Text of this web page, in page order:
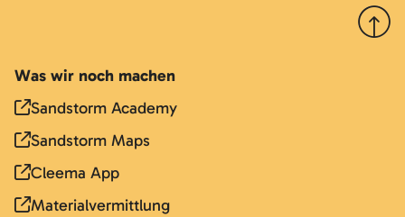
Nach
Was wir noch machen
Sandstorm Academy
Sandstorm Maps
Cleema App
Materialvermittlung